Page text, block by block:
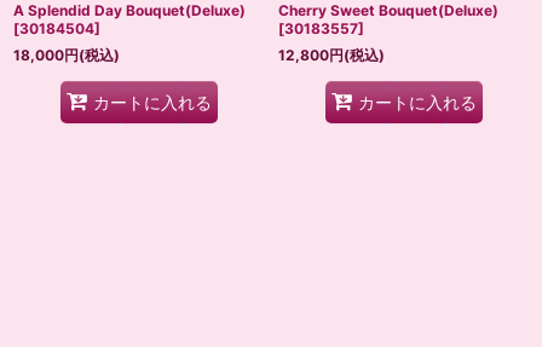
A Splendid Day Bouquet(Deluxe)
[30184504]
18,000円(税込)
カートに入れる
Cherry Sweet Bouquet(Deluxe)
[30183557]
12,800円(税込)
カートに入れる